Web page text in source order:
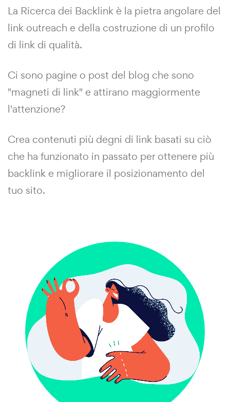
La Ricerca dei Backlink è la pietra angolare del
link outreach e della costruzione di un profilo
di link di qualità.
Ci sono pagine o post del blog che sono
"magneti di link" e attirano maggiormente
l'attenzione?
Crea contenuti più degni di link basati su ciò
che ha funzionato in passato per ottenere più
backlink e migliorare il posizionamento del
tuo sito.